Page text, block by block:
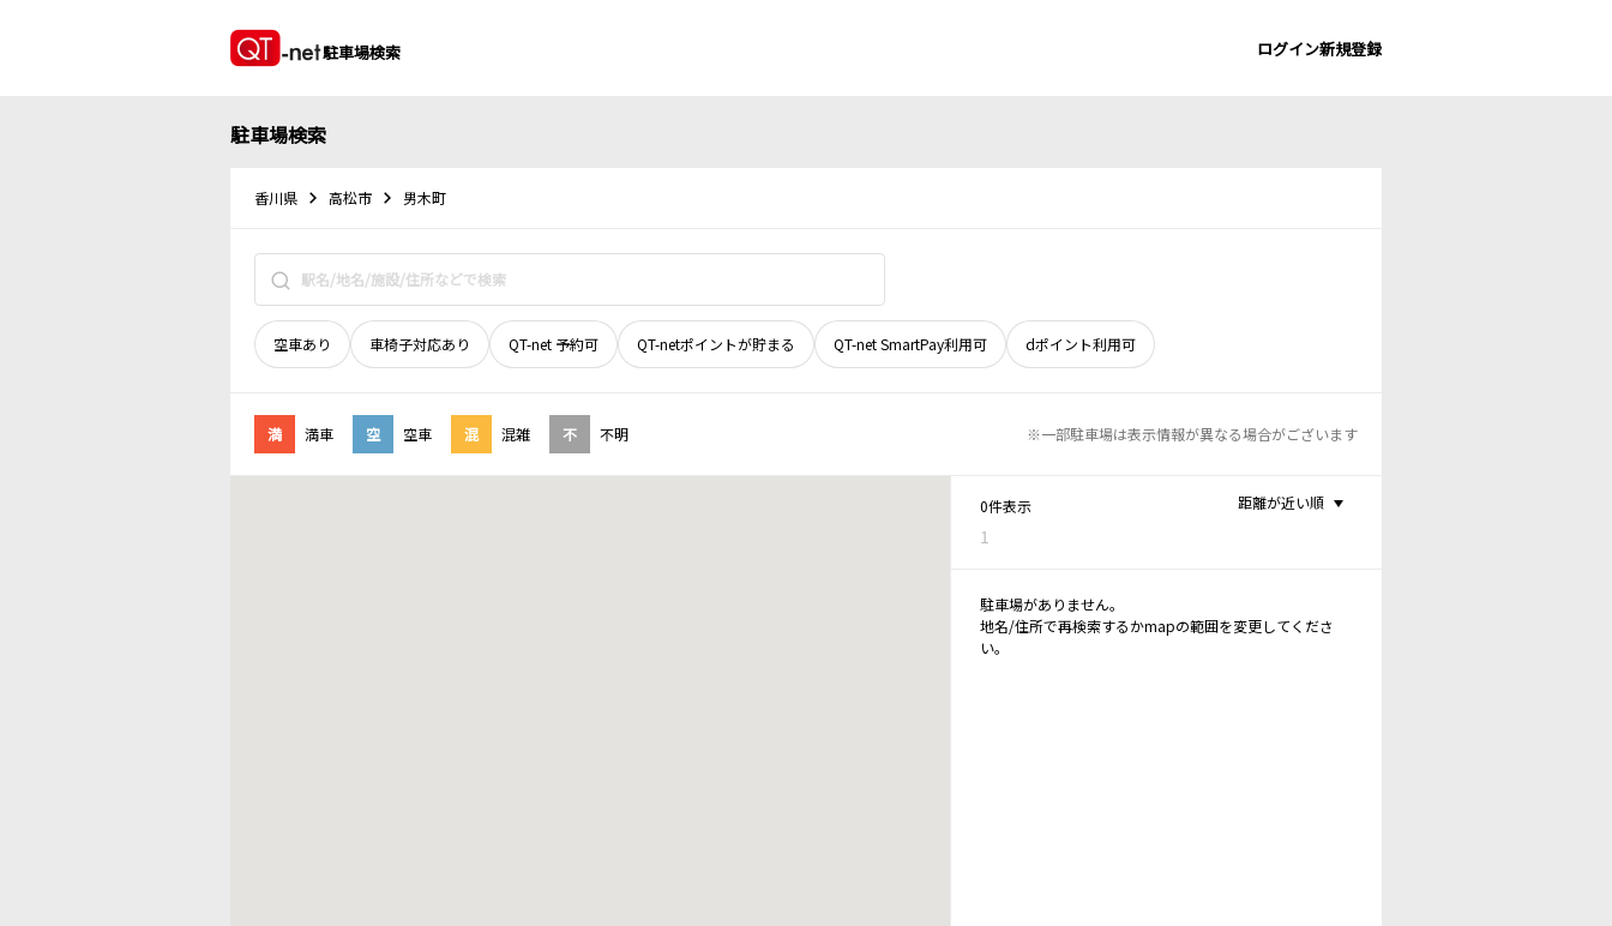
駐車場検索 ログイン新規登録
駐車場検索
香川県 高松市 男木町
空車あり 車椅子対応あり QT-net 予約可 QT-netポイントが貯まる QT-net SmartPay利用可 dポイント利用可
満 満車 空 空車 混 混雑 不 不明 ※一部駐車場は表示情報が異なる場合がございます
0件表示
1
距離が近い順
駐車場がありません。
地名/住所で再検索するかmapの範囲を変更してくださ
い。